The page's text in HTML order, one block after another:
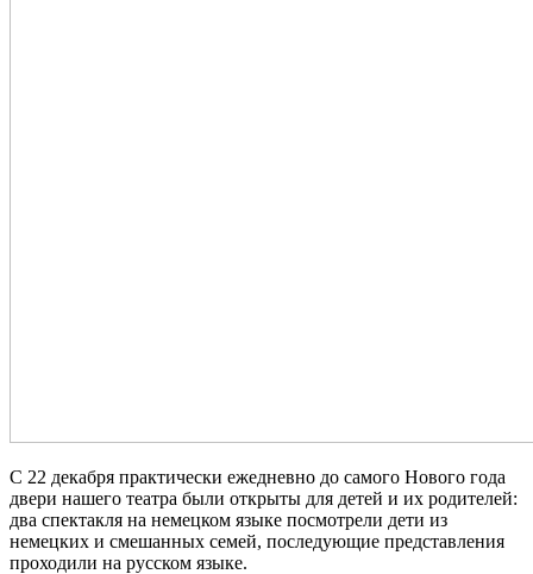
С 22 декабря практически ежедневно до самого Нового года
двери нашего театра были открыты для детей и их родителей:
два спектакля на немецком языке посмотрели дети из
немецких и смешанных семей, последующие представления
проходили на русском языке.